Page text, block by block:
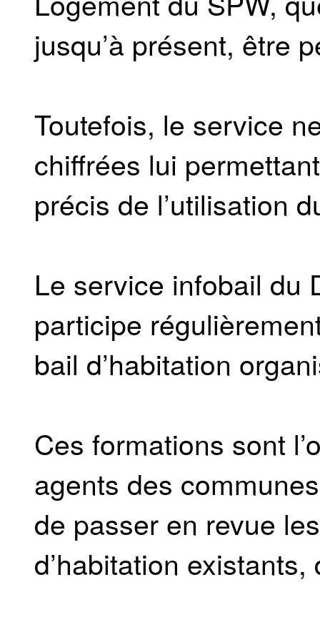
jusqu’à présent, être
Toutefois, le service
chiffrées lui
précis de l’utilisation
Le service infobail du
participe
bail d’habitation
Ces formations sont
agents des
de passer en revue
d’habitation